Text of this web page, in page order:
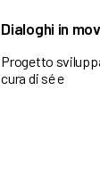
Dialoghi in
Progetto
cura di sé e